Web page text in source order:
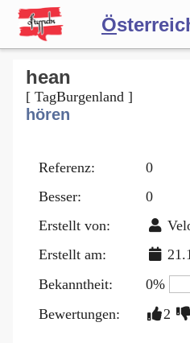
Ö
Wörterbuch
Forum
Blog
hean
[ TagBurgenland ]
hören
Referenz:
0
Besser:
0
Erstellt von:
Erstellt am:
Bekanntheit:
0%
Bewertungen:
2